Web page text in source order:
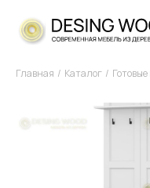
Главная Каталог